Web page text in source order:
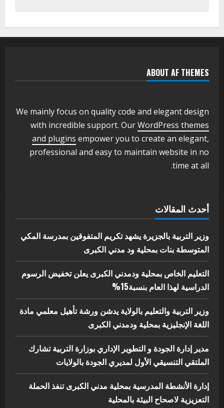
يعلن تخفيض الرسوم الدراسية لهذا العام
بنسبة15%
3
وزير التربية والتعليم بالولاية يدشن ورشة
أغسطس 3, 2026
اخر الاخبار الاخبار
مدير إدارة الجودة و التطوير الإداري
بوزارة التربية تشارك الملتقي التنسيقي
5
البيئة بالمحلية
يوليو 29, 2026
ABOUT AF THEMES
We mainly focus on quality code and elegant design
with incredible support. OurWordPress themes
and plugins empower you to create an elegant,
professional and easy to maintain website in no
time at all.
أحدث المقالات
وزير التربية بالجزيرة يشهد تكريم المتفوقين بمدرسة المكي
المتوسطة بنات بمحلية ود مدني الكبرى
التعليم الخاص بمحلية ودمدني الكبرى يعلن تخفيض الرسوم
الدراسية لهذا العام بنسبة15%
وزير التربية والتعليم بالولاية يدشن ورشة تأهيل معلمي مادة
اللغة الإنجليزية بمحلية ودمدني الكبرى
مدير إدارة الجودة و التطوير الإداري بوزارة التربية تشارك
الملتقي التنسيقي الأول لمديري الجودة بالولايات
إدارة الأنشطة المدرسية بمحلية مدني الكبرى تنفذ الحملة
التعزيزية لاصحاح البيئة بالمحلية